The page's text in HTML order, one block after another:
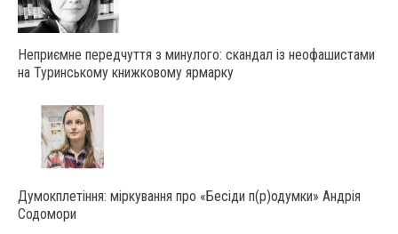
Неприємне передчуття з минулого: скандал із неофашистами
на Туринському книжковому ярмарку
Думокплетіння: міркування про «Бесіди п(р)одумки» Андрія
Содомори